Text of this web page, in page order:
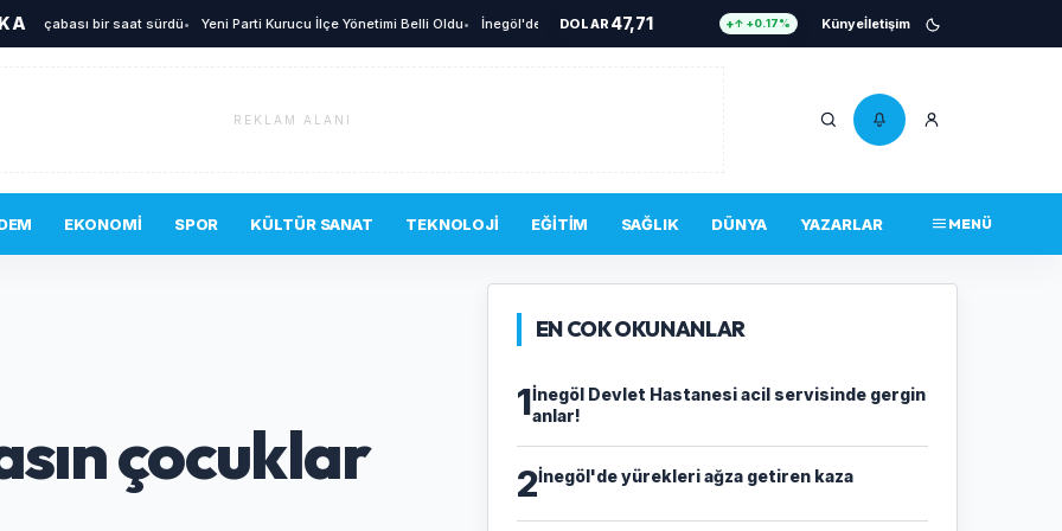
bir saat sürdü• Yeni Parti Kurucu İlçe Yönetimi Belli Oldu• İnegöl'de sıcak dakikalar! İkna çalışmaları sürüyor• Tarlayı ateşe verdi, jandarma kısa sürede
DOLAR 47,71 ↑ +0.17% Künyeİletişim
REKLAM ALANI
EKONOMI SPOR KÜLTÜR SANAT TEKNOLOJI EĞITIM SAĞLIK DÜNYA YAZARLAR MENÜ
çocuklar
EN COK OKUNANLAR
1İnegöl Devlet Hastanesi acil servisinde gergin
anlar!
2İnegöl'de yürekleri ağza getiren kaza